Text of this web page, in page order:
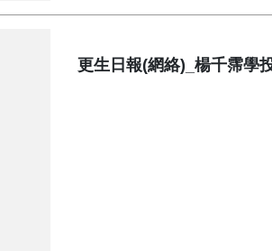
更生日報(網絡)_楊千霈學